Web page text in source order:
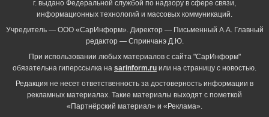
г. выдано Федеральной службой по надзору в сфере связи,
информационных технологий и массовых коммуникаций.
Учредитель — ООО «СарИнформ». Директор — Письменный А.А. Главный
редактор — Спринчанэ Д.Ю.
При использовании любых материалов с сайта "СарИнформ"
обязательна гиперссылка на sarinform.ru или на страницу с новостью.
Редакция не несет ответственность за достоверность информации в
рекламных материалах. Такие материалы выходят с пометкой
«Партнёрский материал» и «Реклама».